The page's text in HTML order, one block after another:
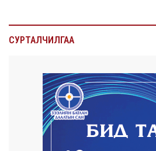
2026/08/07
2026/08/07
Автомашины
тоогоор төгссөн
СУРТАЛЧИЛГАА